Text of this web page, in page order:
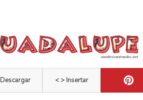
Descargar < > Insertar